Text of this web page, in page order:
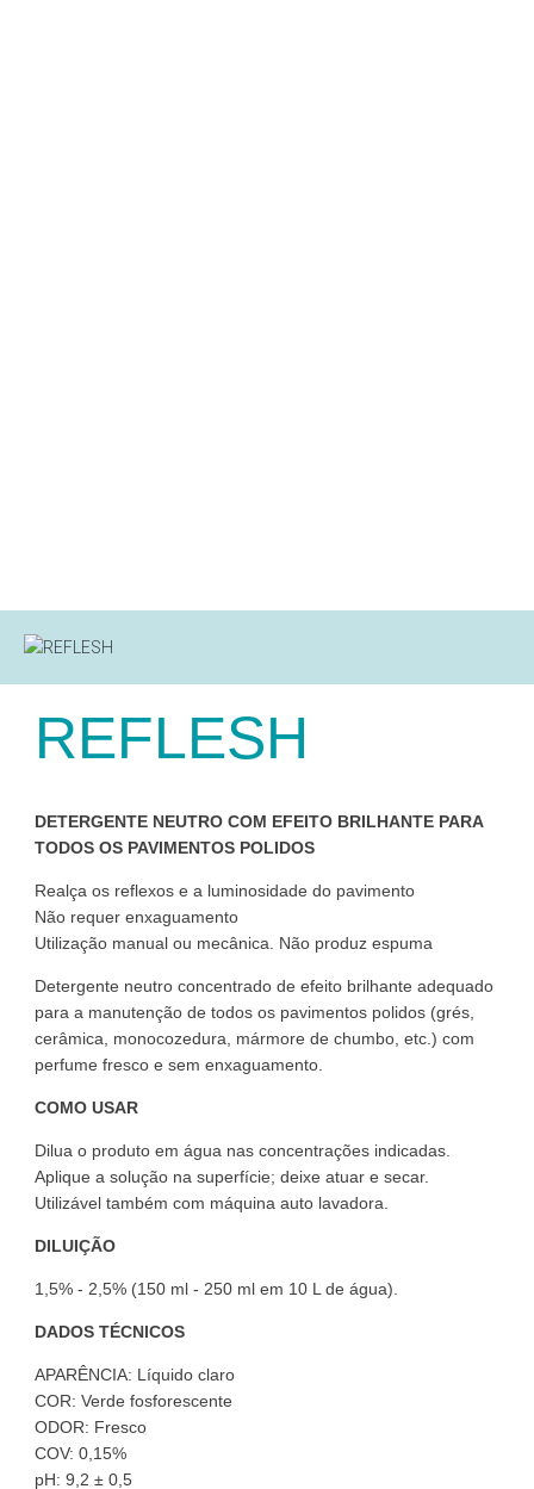
REFLESH
DETERGENTE NEUTRO COM EFEITO BRILHANTE PARA
TODOS OS PAVIMENTOS POLIDOS
Realça os reflexos e a luminosidade do pavimento
Não requer enxaguamento
Utilização manual ou mecânica. Não produz espuma
Detergente neutro concentrado de efeito brilhante adequado
para a manutenção de todos os pavimentos polidos (grés,
cerâmica, monocozedura, mármore de chumbo, etc.) com
perfume fresco e sem enxaguamento.
COMO USAR
Dilua o produto em água nas concentrações indicadas.
Aplique a solução na superfície; deixe atuar e secar.
Utilizável também com máquina auto lavadora.
DILUIÇÃO
1,5% - 2,5% (150 ml - 250 ml em 10 L de água).
DADOS TÉCNICOS
APARÊNCIA: Líquido claro
COR: Verde fosforescente
ODOR: Fresco
COV: 0,15%
pH: 9,2 ± 0,5